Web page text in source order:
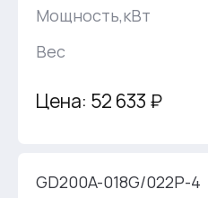
Мощность,кВт
Вес
Цена: 52 633 ₽
GD200A-018G/022P-4